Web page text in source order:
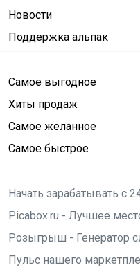
Новости
Поддержка альпак
Самое выгодное
Хиты продаж
Самое желанное
Самое быстрое
Начать зарабатывать с
Picabox.ru - Лучшее
Розыгрыш - Генератор
Пульс нашего